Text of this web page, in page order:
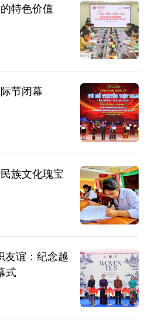
特色价值
节闭幕
族文化瑰宝
友谊：纪念越
式